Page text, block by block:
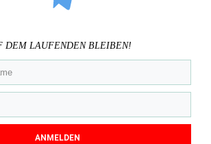
DEM LAUFENDEN BLEIBEN!
ANMELDEN